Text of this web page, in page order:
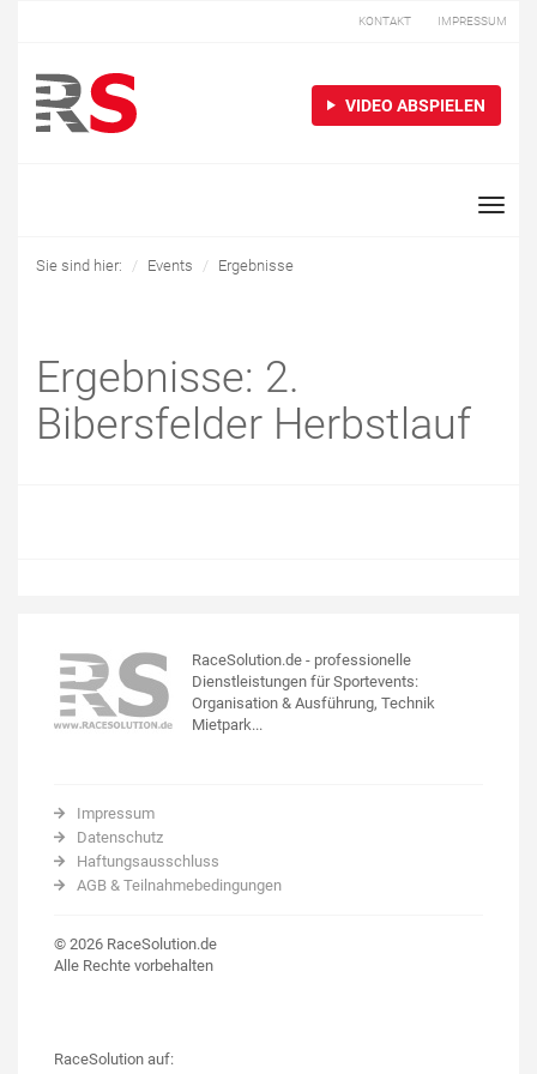
KONTAKT IMPRESSUM
VIDEO ABSPIELEN
Toggle
Sie sind hier: Events Ergebnisse
Ergebnisse: 2.
Bibersfelder Herbstlauf
RaceSolution.de - professionelle
Dienstleistungen für Sportevents:
Organisation & Ausführung, Technik
Mietpark...
Impressum
Datenschutz
Haftungsausschluss
AGB & Teilnahmebedingungen
© 2026 RaceSolution.de
Alle Rechte vorbehalten
RaceSolution auf: